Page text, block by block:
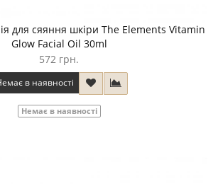
для сяяння шкіри The Elements Vitamin
Glow Facial Oil 30ml
572 грн.
в наявності
Немає в наявності